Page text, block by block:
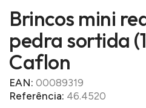
Brincos mini
pedra sortida
Caflon
EAN: 00089319
Referência: 46.4520